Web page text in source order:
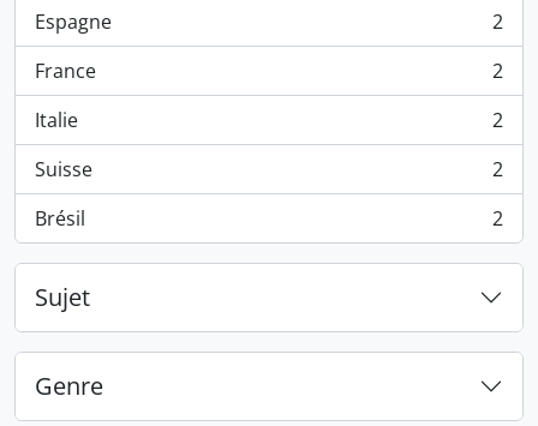
Espagne
, 2 résultats
2
France
, 2 résultats
2
Italie
, 2 résultats
2
Suisse
, 2 résultats
2
Brésil
, 2 résultats 2
Sujet
Genre